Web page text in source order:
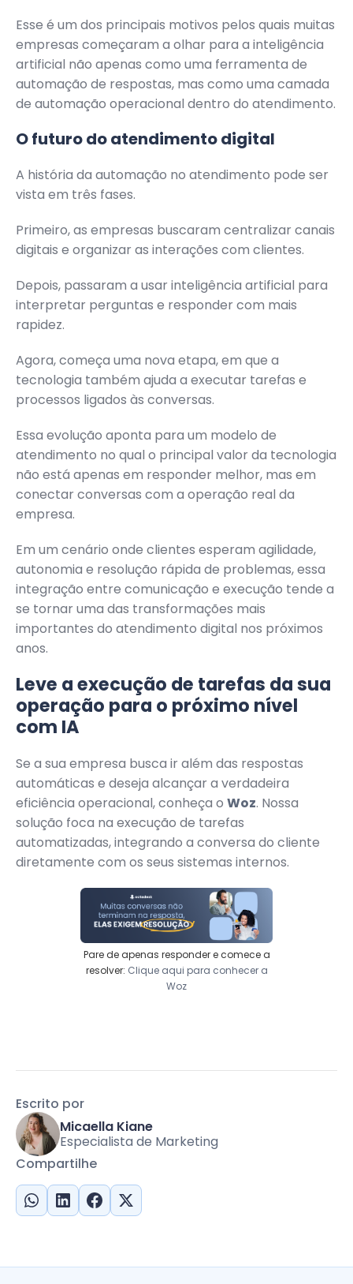
Esse é um dos principais motivos pelos quais muitas
empresas começaram a olhar para a inteligência
artificial não apenas como uma ferramenta de
automação de respostas, mas como uma camada
de automação operacional dentro do atendimento.
O futuro do atendimento digital
A história da automação no atendimento pode ser
vista em três fases.
Primeiro, as empresas buscaram centralizar canais
digitais e organizar as interações com clientes.
Depois, passaram a usar inteligência artificial para
interpretar perguntas e responder com mais
rapidez.
Agora, começa uma nova etapa, em que a
tecnologia também ajuda a executar tarefas e
processos ligados às conversas.
Essa evolução aponta para um modelo de
atendimento no qual o principal valor da tecnologia
não está apenas em responder melhor, mas em
conectar conversas com a operação real da
empresa.
Em um cenário onde clientes esperam agilidade,
autonomia e resolução rápida de problemas, essa
integração entre comunicação e execução tende a
se tornar uma das transformações mais
importantes do atendimento digital nos próximos
anos.
Leve a execução de tarefas da sua
operação para o próximo nível
com IA
Se a sua empresa busca ir além das respostas
automáticas e deseja alcançar a verdadeira
eficiência operacional, conheça o Woz. Nossa
solução foca na execução de tarefas
automatizadas, integrando a conversa do cliente
diretamente com os seus sistemas internos.
Pare de apenas responder e comece a
resolver: Clique aqui para conhecer a
Woz
Compartilhe
Escrito por
Micaella Kiane
Especialista de Marketing